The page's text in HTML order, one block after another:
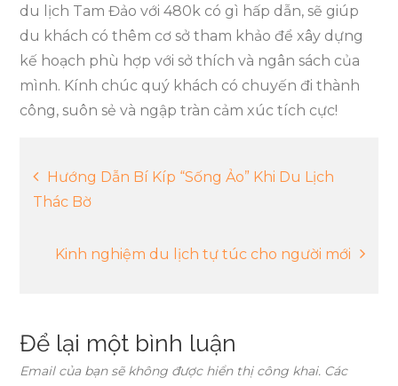
du lịch Tam Đảo với 480k có gì hấp dẫn, sẽ giúp
du khách có thêm cơ sở tham khảo để xây dựng
kế hoạch phù hợp với sở thích và ngân sách của
mình. Kính chúc quý khách có chuyến đi thành
công, suôn sẻ và ngập tràn cảm xúc tích cực!
Điều
hướng
bài
Hướng Dẫn Bí Kíp “Sống Ảo” Khi Du Lịch
Thác Bờ
Kinh nghiệm du lịch tự túc cho người mới
Để lại một bình luận
Email của bạn sẽ không được hiển thị công khai. Các